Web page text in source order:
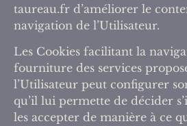
taureau.fr d’améliorer le
navigation de l’Utilisateur.
Les Cookies facilitant la
fourniture des services
l’Utilisateur peut configurer
qu’il lui permette de décider
les accepter de manière à ce